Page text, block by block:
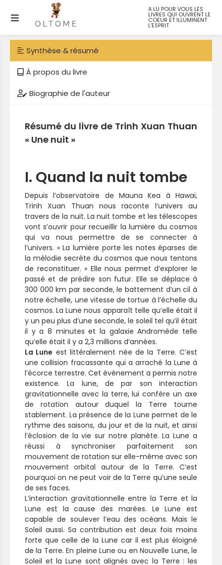
A LU POUR VOUS LES
LIVRES QUI OUVRENT LE
COEUR ET ILLUMINENT
L'ESPRIT
Une nuit
Synthèse & résumé
À propos du livre
Biographie de l'auteur
Résumé du livre de Trinh Xuan Thuan
« Une nuit »
I. Quand la nuit tombe
Depuis l’observatoire de Mauna Kea à Hawaï,
Trinh Xuan Thuan nous raconte l’univers au
travers de la nuit. La nuit tombe et les télescopes
vont s’ouvrir pour recueillir la lumière du cosmos
qui va nous permettre de se connecter à
l’univers. « La lumière porte les notes éparses de
la mélodie secrète du cosmos que nous tentons
de reconstituer. » Elle nous permet d’explorer le
passé et de prédire son futur. Elle se déplace à
300 000 km par seconde, le battement d’un cil à
notre échelle, une vitesse de tortue à l’échelle du
cosmos. La Lune nous apparaît telle qu’elle était il
y un peu plus d’une seconde, le soleil tel qu’il était
il y a 8 minutes et la galaxie Andromède telle
qu’elle était il y a 2,3 millions d’années.
La Lune est littéralement née de la Terre. C’est
une collision fracassante qui a arraché la Lune à
l’écorce terrestre. Cet événement a permis notre
existence. La lune, de par son interaction
gravitationnelle avec la terre, lui confère un axe
de rotation autour duquel la Terre tourne
stablement. La présence de la Lune permet de le
rythme des saisons, du jour et de la nuit, et ainsi
l’éclosion de la vie sur notre planète. La Lune a
réussi à synchroniser parfaitement son
mouvement de rotation sur elle-même avec son
mouvement orbital autour de la Terre. C’est
pourquoi on ne peut voir de la Terre qu’une seule
de ses faces.
L’interaction gravitationnelle entre la Terre et la
Lune est la cause des marées. Le Lune est
capable de soulever l’eau des océans. Mais le
Soleil aussi. Sa contribution est deux fois moins
forte que celle de la Lune car il est plus éloigné
de la Terre. En pleine Lune ou en Nouvelle Lune, le
Soleil et la Lune sont alignés avec la Terre : les